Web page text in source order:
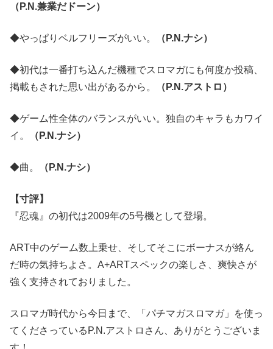
（P.N.兼業だドーン）
◆やっぱりベルフリーズがいい。 （P.N.ナシ）
◆初代は一番打ち込んだ機種でスロマガにも何度か投稿、
掲載もされた思い出があるから。
（P.N.アストロ）
◆ゲーム性全体のバランスがいい。独自のキャラもカワイ
イ。
（P.N.ナシ）
◆曲。 （P.N.ナシ）
【寸評】
『忍魂』の初代は2009年の5号機として登場。
ART中のゲーム数上乗せ、そしてそこにボーナスが絡ん
だ時の気持ちよさ。A+ARTスペックの楽しさ、爽快さが
強く支持されておりました。
スロマガ時代から今日まで、「パチマガスロマガ」を使っ
てくださっているP.N.アストロさん、ありがとうございま